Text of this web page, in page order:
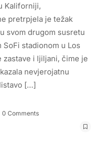
Kaliforniji,
pretrpjela je težak
svom drugom susretu
stadionom u Los
i ljiljani, čime je
nevjerojatnu
[…]
0 Comments